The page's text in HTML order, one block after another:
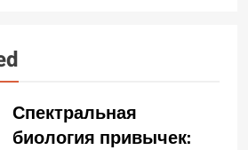
Спектральная
биология привычек: